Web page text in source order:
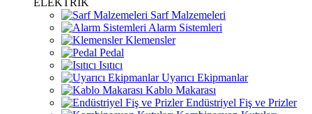
ELEKTRİK
Sarf Malzemeleri
Alarm Sistemleri
Klemensler
Pedal
Isıtıcı
Uyarıcı Ekipmanlar
Kablo Makarası
Endüstriyel Fiş ve Prizler